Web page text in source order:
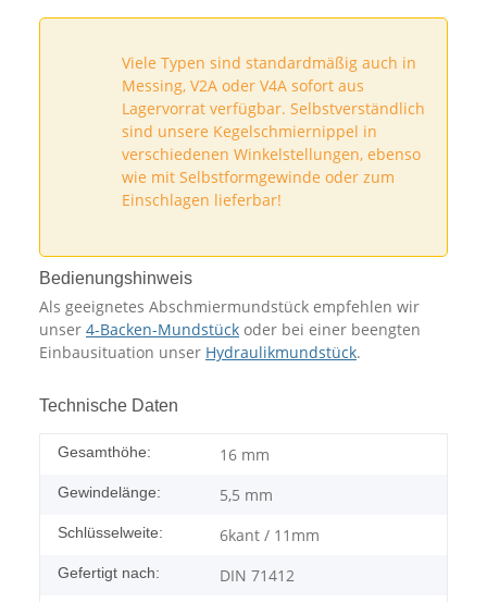
Viele Typen sind standardmäßig auch in
Messing, V2A oder V4A sofort aus
Lagervorrat verfügbar. Selbstverständlich
sind unsere Kegelschmiernippel in
verschiedenen Winkelstellungen, ebenso
wie mit Selbstformgewinde oder zum
Einschlagen lieferbar!
Bedienungshinweis
Als geeignetes Abschmiermundstück empfehlen wir
unser 4-Backen-Mundstück oder bei einer beengten
Einbausituation unser Hydraulikmundstück.
Technische Daten
Gesamthöhe: 16 mm
Gewindelänge: 5,5 mm
Schlüsselweite: 6kant / 11mm
Gefertigt nach: DIN 71412